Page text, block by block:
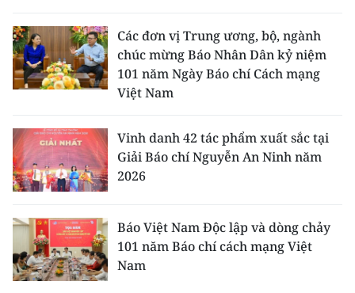
Các đơn vị Trung ương, bộ, ngành
chúc mừng Báo Nhân Dân kỷ niệm
101 năm Ngày Báo chí Cách mạng
Việt Nam
Vinh danh 42 tác phẩm xuất sắc tại
Giải Báo chí Nguyễn An Ninh năm
2026
Báo Việt Nam Độc lập và dòng chảy
101 năm Báo chí cách mạng Việt
Nam